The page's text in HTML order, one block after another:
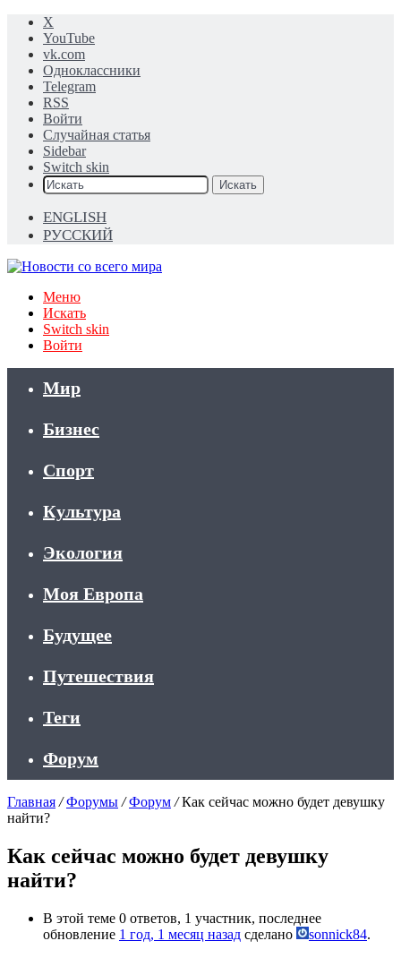
X
YouTube
vk.com
Одноклассники
Telegram
RSS
Войти
Случайная статья
Sidebar
Switch skin
Искать
ENGLISH
РУССКИЙ
Меню
Искать
Switch skin
Войти
Мир
Бизнес
Спорт
Культура
Экология
Моя Европа
Будущее
Путешествия
Теги
Форум
Главная / Форумы / Форум / Как сейчас можно будет девушку
найти?
Как сейчас можно будет девушку
найти?
В этой теме 0 ответов, 1 участник, последнее
обновление 1 год, 1 месяц назад сделано sonnick84.